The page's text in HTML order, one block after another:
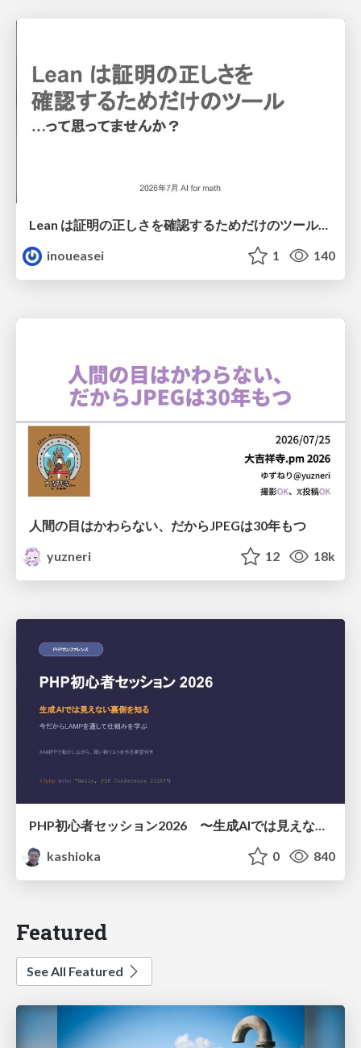
Lean は証明の正しさを確認するためだけのツールって思ってませんか？
inoueasei
1 140
人間の目はかわらない、だからJPEGは30年もつ
yuzneri
12 18k
PHP初心者セッション2026 〜生成AIでは見えない裏側を知る：今だからLAMPを通して仕組みを学ぶ〜
kashioka
0 840
Featured
See All Featured